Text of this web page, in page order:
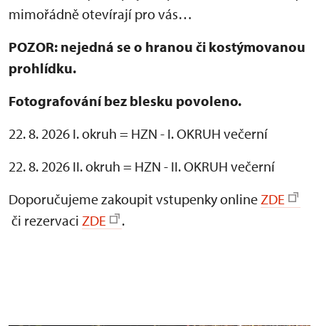
mimořádně otevírají pro vás…
POZOR: nejedná se o hranou či kostýmovanou
prohlídku.
Fotografování bez blesku povoleno.
22. 8. 2026 I. okruh = HZN - I. OKRUH večerní
22. 8. 2026 II. okruh = HZN - II. OKRUH večerní
Doporučujeme zakoupit vstupenky online ZDE
či rezervaci ZDE .